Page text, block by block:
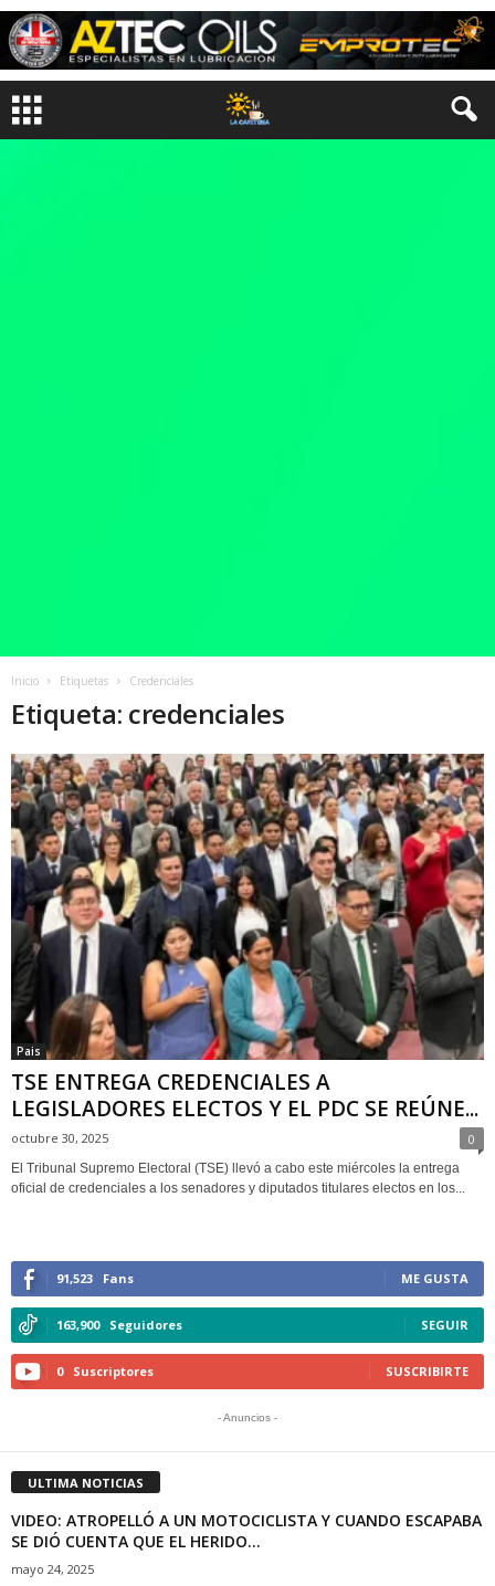
Inicio Etiquetas Credenciales
Etiqueta: credenciales
Pais
TSE ENTREGA CREDENCIALES A
LEGISLADORES ELECTOS Y EL PDC SE REÚNE...
octubre 30, 2025 0
El Tribunal Supremo Electoral (TSE) llevó a cabo este miércoles la entrega
oficial de credenciales a los senadores y diputados titulares electos en los...
91,523 Fans ME GUSTA
163,900 Seguidores SEGUIR
0 Suscriptores SUSCRIBIRTE
- Anuncios -
ULTIMA NOTICIAS
VIDEO: ATROPELLÓ A UN MOTOCICLISTA Y CUANDO ESCAPABA
SE DIÓ CUENTA QUE EL HERIDO...
mayo 24, 2025